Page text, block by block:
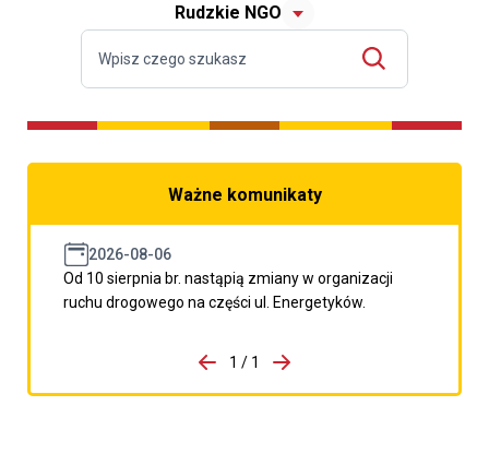
Rudzkie NGO
Ważne komunikaty
2026-08-06
Od 10 sierpnia br. nastąpią zmiany w organizacji
ruchu drogowego na części ul. Energetyków.
porzpedniego komunikatu
1 / 1
Przejdź do następnego